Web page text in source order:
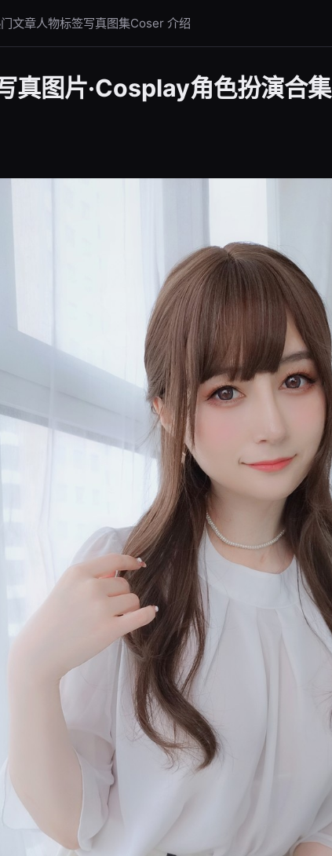
文章人物标签写真图集Coser 介绍
真图片·Cosplay角色扮演合集